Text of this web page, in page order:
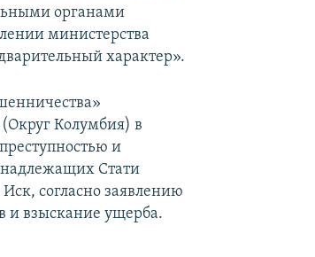
органами
министерства
характер».
Колумбия) в
и
Стати
согласно заявлению
и взыскание ущерба.